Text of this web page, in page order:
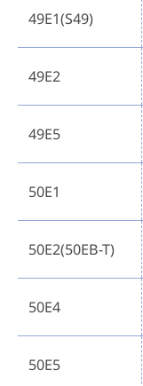
49E1(S49)
49E2
49E5
50E1
50E2(50EB-T)
50E4
50E5